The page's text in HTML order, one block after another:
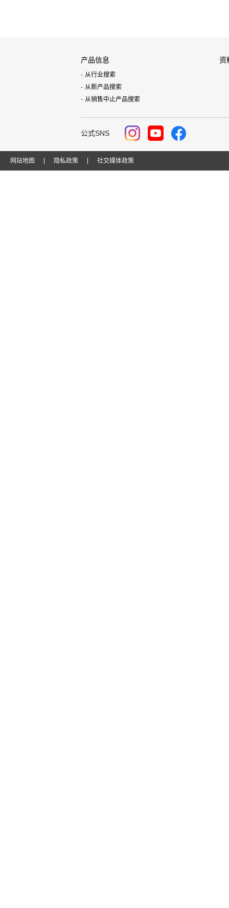
产品信息
从行业搜索
从新产品搜索
从销售中止产品搜索
资
公式SNS
网站地图 隐私政策 社交媒体政策